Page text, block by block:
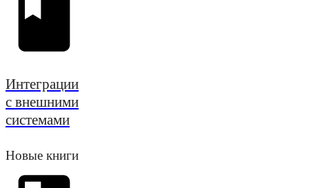
Интеграции
с внешними
системами
Новые книги